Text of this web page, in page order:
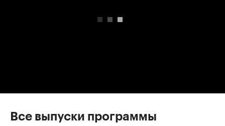
Все выпуски программы